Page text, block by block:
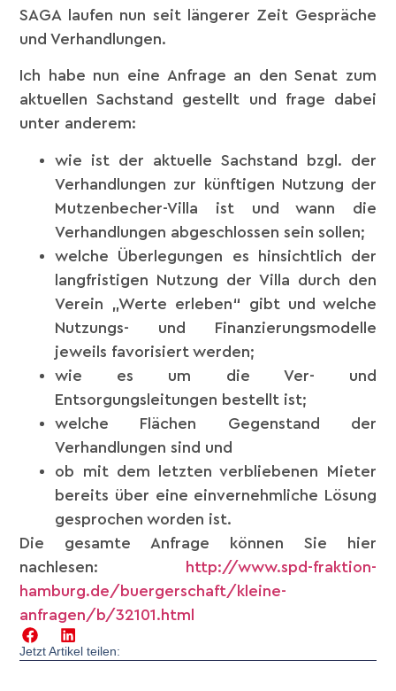
SAGA laufen nun seit längerer Zeit Gespräche
und Verhandlungen.
Ich habe nun eine Anfrage an den Senat zum
aktuellen Sachstand gestellt und frage dabei
unter anderem:
wie ist der aktuelle Sachstand bzgl. der
Verhandlungen zur künftigen Nutzung der
Mutzenbecher-Villa ist und wann die
Verhandlungen abgeschlossen sein sollen;
welche Überlegungen es hinsichtlich der
langfristigen Nutzung der Villa durch den
Verein „Werte erleben“ gibt und welche
Nutzungs- und Finanzierungsmodelle
jeweils favorisiert werden;
wie es um die Ver- und
Entsorgungsleitungen bestellt ist;
welche Flächen Gegenstand der
Verhandlungen sind und
ob mit dem letzten verbliebenen Mieter
bereits über eine einvernehmliche Lösung
gesprochen worden ist.
Die gesamte Anfrage können Sie hier
nachlesen:
http://www.spd-fraktion-
hamburg.de/buergerschaft/kleine-
anfragen/b/32101.html
Jetzt Artikel teilen: